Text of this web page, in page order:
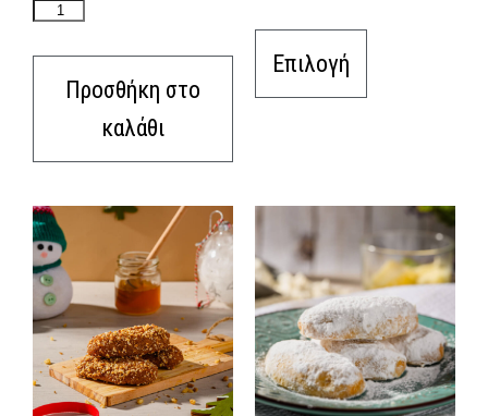
Προσθήκη στο
καλάθι
Επιλογή